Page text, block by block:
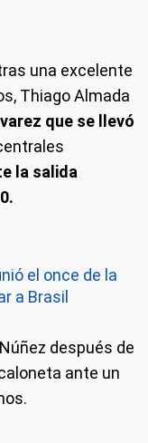
una excelente
Thiago Almada
que se llevó
la salida
el once de la
a Brasil
después de
ante un